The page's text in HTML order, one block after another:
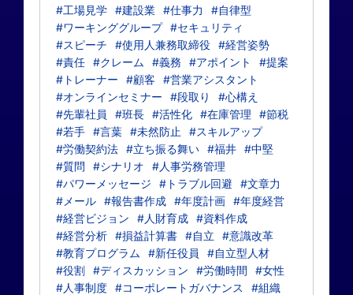
#工場見学 #建設業 #仕事力
#自律型
#ワーキンググループ #セキュリティ
#スピーチ
#使用人兼務取締役 #経営姿勢
#責任 #クレーム #義務 #アポイント
#提案
#トレーナー
#顧客
#営業アシスタント
#オンラインセミナー
#段取り
#心構え
#先輩社員
#班長 #活性化 #在庫管理
#節税
#若手 #言葉 #未然防止
#スキルアップ
#労働契約法 #立ち振る舞い #福井 #中堅
#質問
#シナリオ
#人事労務管理
#パワーメッセージ
#トラブル回避
#文章力
#メール #報告書作成 #年度計画 #年度経営
#経営ビジョン
#人財育成 #資料作成
#経営分析 #損益計算書 #自立
#意識改革
#教育プログラム
#新任役員
#自立型人材
#役割 #ディスカッション #労働時間
#女性
#人事制度 #コーポレートガバナンス
#組織